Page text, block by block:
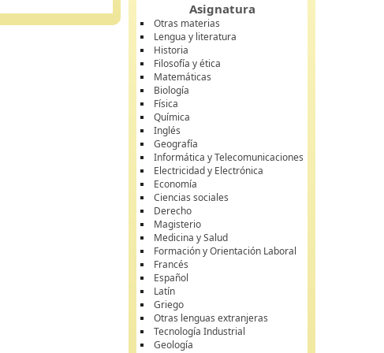
Asignatura
Otras materias
Lengua y literatura
Historia
Filosofía y ética
Matemáticas
Biología
Física
Química
Inglés
Geografía
Informática y Telecomunicaciones
Electricidad y Electrónica
Economía
Ciencias sociales
Derecho
Magisterio
Medicina y Salud
Formación y Orientación Laboral
Francés
Español
Latín
Griego
Otras lenguas extranjeras
Tecnología Industrial
Geología